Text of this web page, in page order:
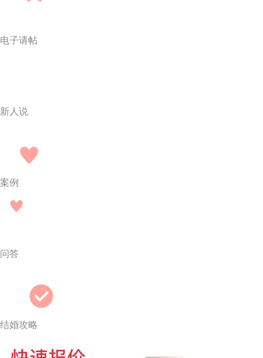
电子请帖
新人说
案例
问答
结婚攻略